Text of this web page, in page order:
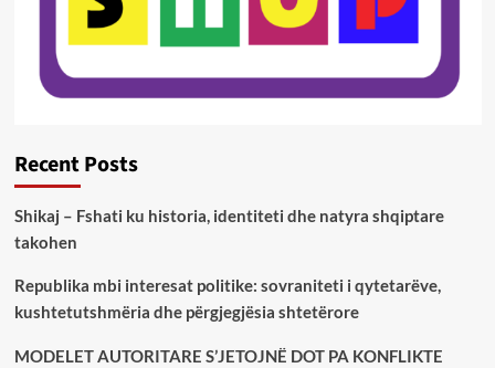
Recent Posts
Shikaj – Fshati ku historia, identiteti dhe natyra shqiptare
takohen
Republika mbi interesat politike: sovraniteti i qytetarëve,
kushtetutshmëria dhe përgjegjësia shtetërore
MODELET AUTORITARE S’JETOJNË DOT PA KONFLIKTE